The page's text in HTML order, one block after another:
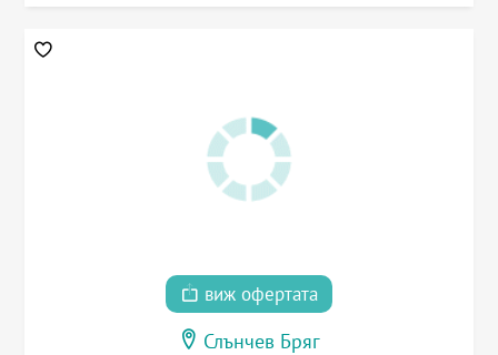
виж офертата
Слънчев Бряг